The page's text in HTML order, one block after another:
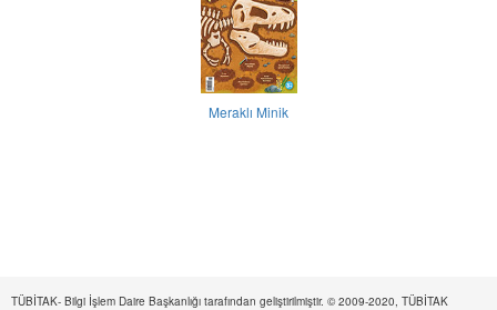
Meraklı Minik
TÜBİTAK- Bilgi İşlem Daire Başkanlığı tarafından geliştirilmiştir. © 2009-2020, TÜBİTAK